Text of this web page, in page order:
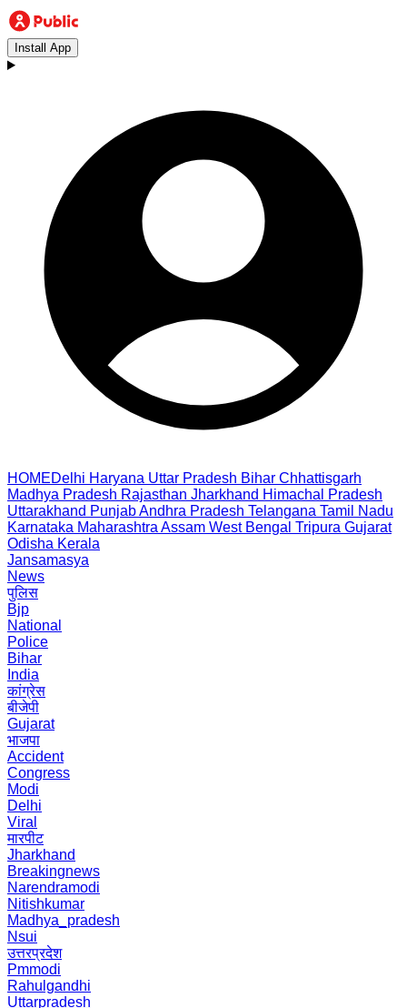
Install App
HOMEDelhi Haryana Uttar Pradesh Bihar Chhattisgarh
Madhya Pradesh Rajasthan Jharkhand Himachal Pradesh
Uttarakhand PunjabAndhra Pradesh Telangana Tamil Nadu
Karnataka Maharashtra Assam West Bengal Tripura Gujarat
Odisha Kerala
Jansamasya
News
पुलिस
Bjp
National
Police
Bihar
India
कांग्रेस
बीजेपी
Gujarat
भाजपा
Accident
Congress
Modi
Delhi
Viral
मारपीट
Jharkhand
Breakingnews
Narendramodi
Nitishkumar
Madhya_pradesh
Nsui
उत्तरप्रदेश
Pmmodi
Rahulgandhi
Uttarpradesh